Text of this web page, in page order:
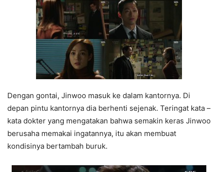
Dengan gontai, Jinwoo masuk ke dalam kantornya. Di
depan pintu kantornya dia berhenti sejenak. Teringat kata –
kata dokter yang mengatakan bahwa semakin keras Jinwoo
berusaha memakai ingatannya, itu akan membuat
kondisinya bertambah buruk.